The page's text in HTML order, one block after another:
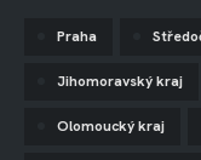
Praha
Jihomoravský kraj
Olomoucký kraj